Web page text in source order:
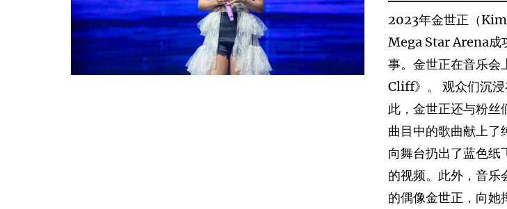
2023年金世正（
Mega Star Arena成
事。金世正在音乐
Cliff》。 观众们沉浸
此，金世正还与粉丝
曲目中的歌曲献上了
向舞台扔出了蓝色
的视频。此外，音乐
的偶像金世正，向她